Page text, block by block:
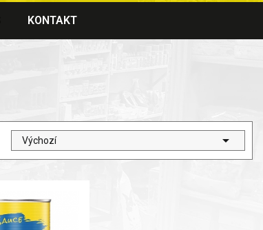
KONTAKT
Výchozí 